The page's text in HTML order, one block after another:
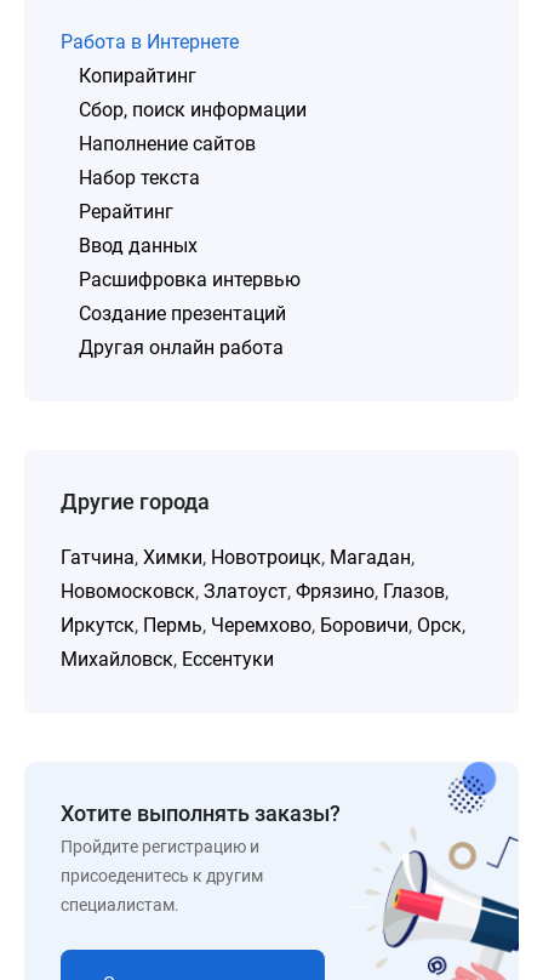
Работа в Интернете
Копирайтинг
Сбор, поиск информации
Наполнение сайтов
Набор текста
Рерайтинг
Ввод данных
Расшифровка интервью
Создание презентаций
Другая онлайн работа
Другие города
Гатчина, Химки, Новотроицк, Магадан,
Новомосковск, Златоуст, Фрязино, Глазов,
Иркутск, Пермь, Черемхово, Боровичи, Орск,
Михайловск, Ессентуки
Хотите выполнять заказы?
Пройдите регистрацию и
присоеденитесь к другим
специалистам.